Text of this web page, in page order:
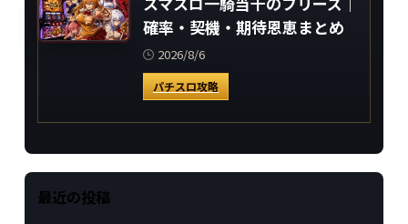
確率・契機・期待恩恵まとめ
2026/8/6
パチスロ攻略
最近の投稿